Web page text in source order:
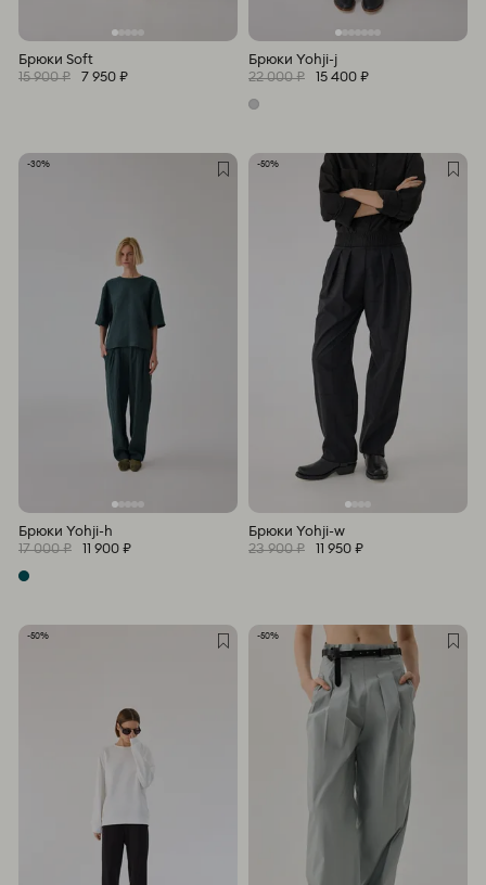
Брюки Soft
15 900 ₽
7 950 ₽
Брюки Yohji-j
22 000 ₽
15 400 ₽
-30%
Брюки Yohji-h
17 000 ₽
11 900 ₽
-50%
Брюки Yohji-w
23 900 ₽
11 950 ₽
-50% -50%